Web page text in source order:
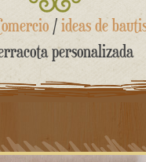
/ideas de
personalizada